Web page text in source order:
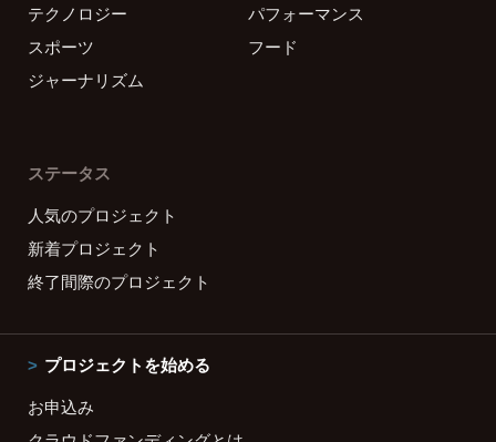
テクノロジー
パフォーマンス
スポーツ
フード
ジャーナリズム
ステータス
人気のプロジェクト
新着プロジェクト
終了間際のプロジェクト
プロジェクトを始める
お申込み